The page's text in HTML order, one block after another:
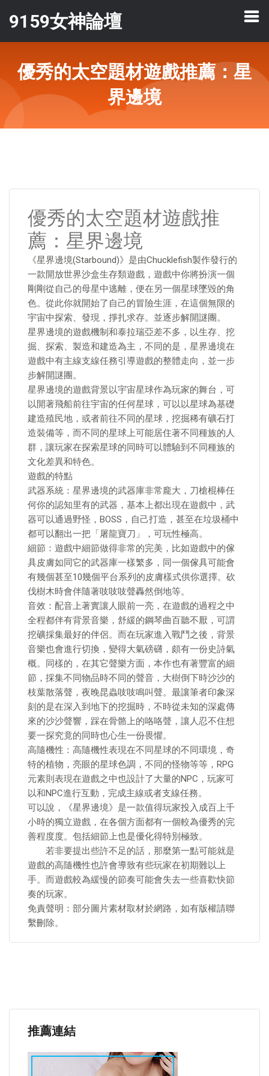
9159女神論壇
優秀的太空題材遊戲推薦：星
界邊境
優秀的太空題材遊戲推
薦：星界邊境
《星界邊境(Starbound)》是由Chucklefish製作發行的
一款開放世界沙盒生存類遊戲，遊戲中你將扮演一個
剛剛從自己的母星中逃離，便在另一個星球墜毀的角
色。從此你就開始了自己的冒險生涯，在這個無限的
宇宙中探索、發現，掙扎求存。並逐步解開謎團。
星界邊境的遊戲機制和泰拉瑞亞差不多，以生存、挖
掘、探索、製造和建造為主，不同的是，星界邊境在
遊戲中有主線支線任務引導遊戲的整體走向，並一步
步解開謎團。
星界邊境的遊戲背景以宇宙星球作為玩家的舞台，可
以開著飛船前往宇宙的任何星球，可以以星球為基礎
建造殖民地，或者前往不同的星球，挖掘稀有礦石打
造裝備等，而不同的星球上可能居住著不同種族的人
群，讓玩家在探索星球的同時可以體驗到不同種族的
文化差異和特色。
遊戲的特點
武器系統：星界邊境的武器庫非常龐大，刀槍棍棒任
何你的認知里有的武器，基本上都出現在遊戲中，武
器可以通過野怪，BOSS，自己打造，甚至在垃圾桶中
都可以翻出一把「屠龍寶刀」，可玩性極高。
細節：遊戲中細節做得非常的完美，比如遊戲中的傢
具皮膚如同它的武器庫一樣繁多，同一個傢具可能會
有幾個甚至10幾個平台系列的皮膚樣式供你選擇。砍
伐樹木時會伴隨著吱吱吱聲轟然倒地等。
音效：配音上著實讓人眼前一亮，在遊戲的過程之中
全程都伴有背景音樂，舒緩的鋼琴曲百聽不厭，可謂
挖礦採集最好的伴侶。而在玩家進入戰鬥之後，背景
音樂也會進行切換，變得大氣磅礴，頗有一份史詩氣
概。同樣的，在其它聲樂方面，本作也有著豐富的細
節，採集不同物品時不同的聲音，大樹倒下時沙沙的
枝葉散落聲，夜晚昆蟲吱吱鳴叫聲。最讓筆者印象深
刻的是在深入到地下的挖掘時，不時從未知的深處傳
來的沙沙聲響，踩在骨骼上的咯咯聲，讓人忍不住想
要一探究竟的同時也心生一份畏懼。
高隨機性：高隨機性表現在不同星球的不同環境，奇
特的植物，亮眼的星球色調，不同的怪物等等，RPG
元素則表現在遊戲之中也設計了大量的NPC，玩家可
以和NPC進行互動，完成主線或者支線任務。
可以說，《星界邊境》是一款值得玩家投入成百上千
小時的獨立遊戲，在各個方面都有一個較為優秀的完
善程度度。包括細節上也是優化得特別極致。
若非要提出些許不足的話，那麼第一點可能就是
遊戲的高隨機性也許會導致有些玩家在初期難以上
手。而遊戲較為緩慢的節奏可能會失去一些喜歡快節
奏的玩家。
免責聲明：部分圖片素材取材於網路，如有版權請聯
繫刪除。
推薦連結